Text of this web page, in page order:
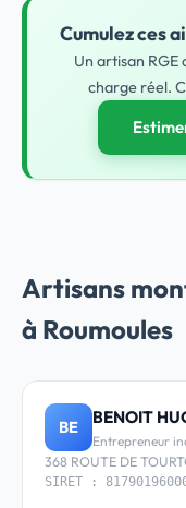
Cumulez ces
Un artisan RGE
charge réel.
Artisans
à Roumoules
BE BENOIT
Entrepreneur
368 ROUTE DE
SIRET :